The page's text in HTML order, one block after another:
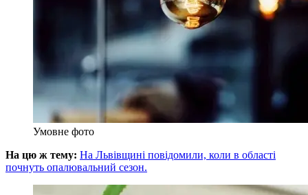
Умовне фото
На цю ж тему: На Львівщині повідомили, коли в області
почнуть опалювальний сезон.